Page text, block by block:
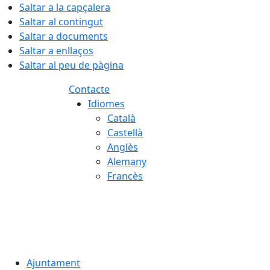
Saltar a la capçalera
Saltar al contingut
Saltar a documents
Saltar a enllaços
Saltar al peu de pàgina
Contacte
Idiomes
Català
Castellà
Anglès
Alemany
Francès
Ajuntament